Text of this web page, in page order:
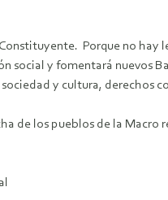
Porque no
social y fomentará nuevos
y cultura, derechos
de los pueblos de la Macro